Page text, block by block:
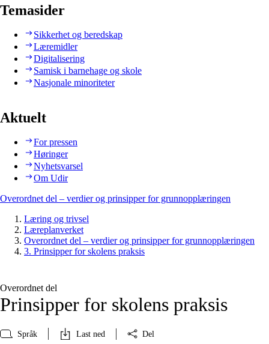
Temasider
Sikkerhet og beredskap
Læremidler
Digitalisering
Samisk i barnehage og skole
Nasjonale minoriteter
Aktuelt
For pressen
Høringer
Nyhetsvarsel
Om Udir
Overordnet del – verdier og prinsipper for grunnopplæringen
Læring og trivsel
Læreplanverket
Overordnet del – verdier og prinsipper for grunnopplæringen
3. Prinsipper for skolens praksis
Overordnet del
Prinsipper for skolens praksis
Språk Last ned Del